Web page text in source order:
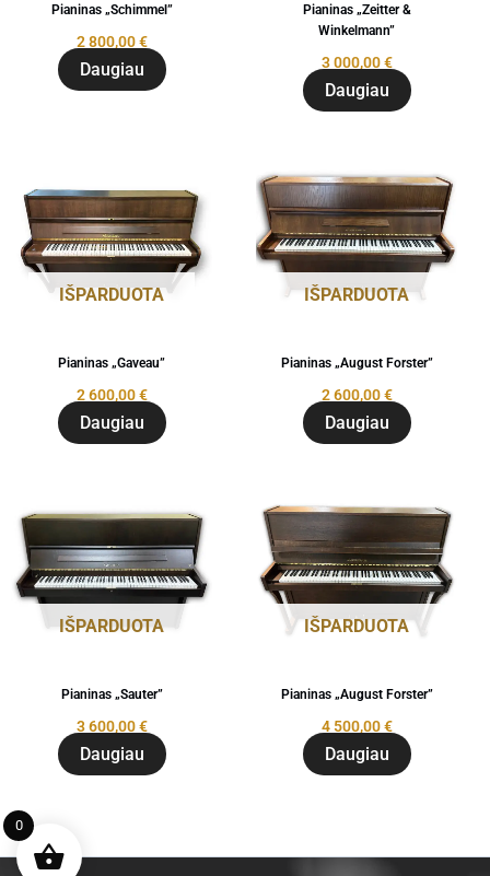
Pianinas „Schimmel”
2 800,00€
Daugiau
Pianinas „Zeitter &
Winkelmann”
3 000,00€
Daugiau
IŠPARDUOTA
Pianinas „Gaveau”
2 600,00€
Daugiau
IŠPARDUOTA
Pianinas „August Forster”
2 600,00€
Daugiau
IŠPARDUOTA
Pianinas „Sauter”
3 600,00€
Daugiau
IŠPARDUOTA
Pianinas „August Forster”
4 500,00€
Daugiau
0